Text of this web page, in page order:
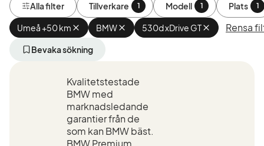
Alla filter Tillverkare 1 Modell 1 Plats 1
Umeå +50 km Ta
bort
aktivt
+50
km
(Plats)
BMW Ta
bort
(Tillverkare)
530d xDrive GT Ta
bort
Rensa
Bevaka sökning
Kvalitetstestade
BMW med
marknadsledande
garantier från de
som kan BMW bäst.
BMW Premium